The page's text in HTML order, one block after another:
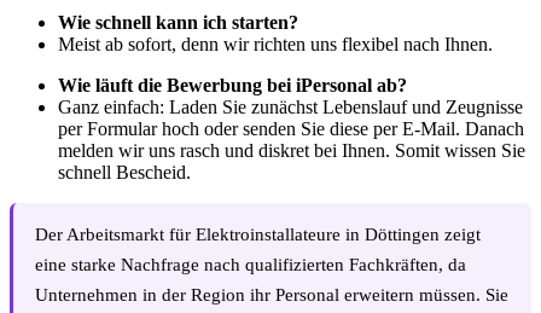
Wie schnell kann ich starten?
Meist ab sofort, denn wir richten uns flexibel nach Ihnen.
Wie läuft die Bewerbung bei iPersonal ab?
Ganz einfach: Laden Sie zunächst Lebenslauf und Zeugnisse
per Formular hoch oder senden Sie diese per E-Mail. Danach
melden wir uns rasch und diskret bei Ihnen. Somit wissen Sie
schnell Bescheid.
Der Arbeitsmarkt für Elektroinstallateure in Döttingen zeigt
eine starke Nachfrage nach qualifizierten Fachkräften, da
Unternehmen in der Region ihr Personal erweitern müssen. Sie